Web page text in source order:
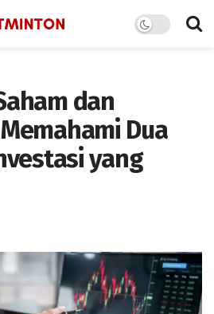
dan
Dua
yang